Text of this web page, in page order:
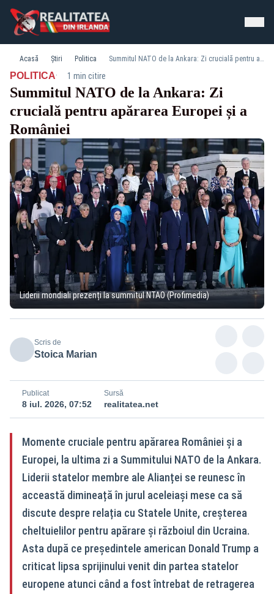
Acasă Știri Politica Summitul NATO de la Ankara: Zi crucială pentru apărarea Europei și a României
POLITICA· 1 min citire
Summitul NATO de la Ankara: Zi
crucială pentru apărarea Europei și a
României
Liderii mondiali prezenți la summitul NTAO (Profimedia)
Scris de
Stoica Marian
Publicat
8 iul. 2026, 07:52
Sursă
realitatea.net
Momente cruciale pentru apărarea României și a
Europei, la ultima zi a Summitului NATO de la Ankara.
Liderii statelor membre ale Alianței se reunesc în
acceastă dimineață în jurul aceleiași mese ca să
discute despre relația cu Statele Unite, creșterea
cheltuielilor pentru apărare și războiul din Ucraina.
Asta după ce președintele american Donald Trump a
criticat lipsa sprijinului venit din partea statelor
europene atunci când a fost întrebat de retragerea